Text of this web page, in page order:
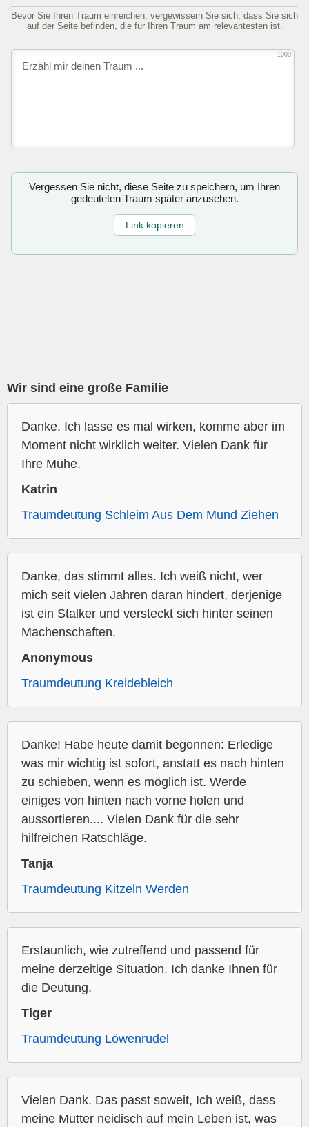
Bevor Sie Ihren Traum einreichen, vergewissern Sie sich, dass Sie sich
auf der Seite befinden, die für Ihren Traum am relevantesten ist.
1000
Vergessen Sie nicht, diese Seite zu speichern, um Ihren
gedeuteten Traum später anzusehen.
Link kopieren
Wir sind eine große Familie
Danke. Ich lasse es mal wirken, komme aber im
Moment nicht wirklich weiter. Vielen Dank für
Ihre Mühe.
Katrin
Traumdeutung Schleim Aus Dem Mund Ziehen
Danke, das stimmt alles. Ich weiß nicht, wer
mich seit vielen Jahren daran hindert, derjenige
ist ein Stalker und versteckt sich hinter seinen
Machenschaften.
Anonymous
Traumdeutung Kreidebleich
Danke! Habe heute damit begonnen: Erledige
was mir wichtig ist sofort, anstatt es nach hinten
zu schieben, wenn es möglich ist. Werde
einiges von hinten nach vorne holen und
aussortieren.... Vielen Dank für die sehr
hilfreichen Ratschläge.
Tanja
Traumdeutung Kitzeln Werden
Erstaunlich, wie zutreffend und passend für
meine derzeitige Situation. Ich danke Ihnen für
die Deutung.
Tiger
Traumdeutung Löwenrudel
Vielen Dank. Das passt soweit, Ich weiß, dass
meine Mutter neidisch auf mein Leben ist, was